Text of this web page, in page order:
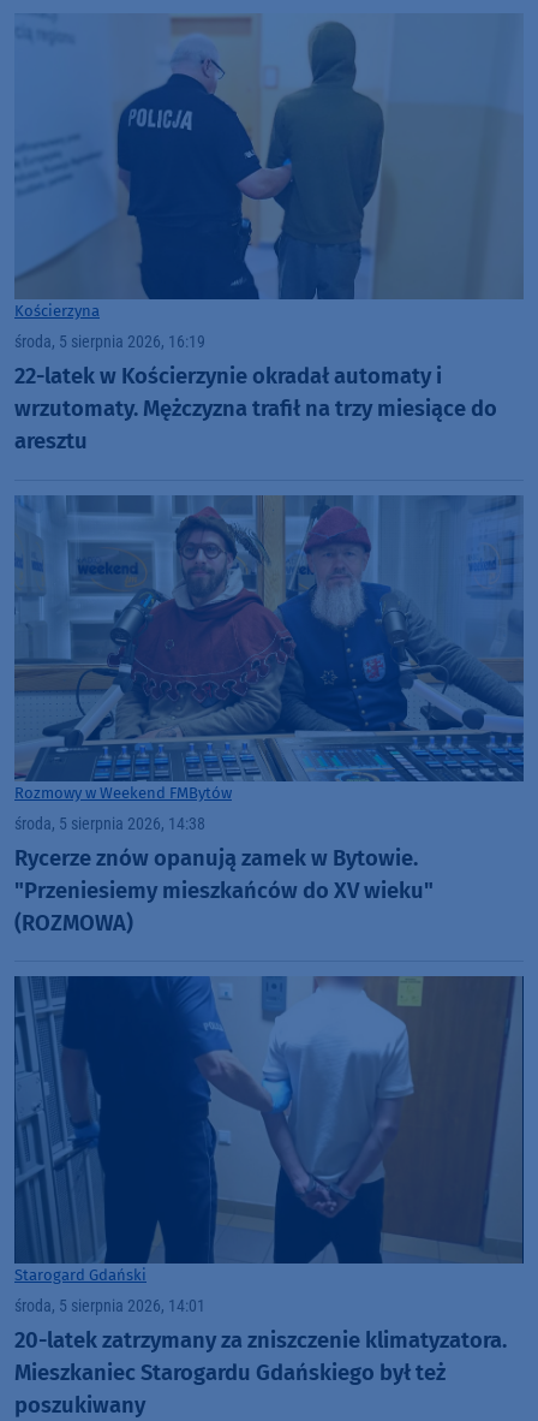
Kościerzyna
środa, 5 sierpnia 2026, 16:19
22-latek w Kościerzynie okradał automaty i
wrzutomaty. Mężczyzna trafił na trzy miesiące do
aresztu
Rozmowy w Weekend FMBytów
środa, 5 sierpnia 2026, 14:38
Rycerze znów opanują zamek w Bytowie.
"Przeniesiemy mieszkańców do XV wieku"
(ROZMOWA)
Starogard Gdański
środa, 5 sierpnia 2026, 14:01
20-latek zatrzymany za zniszczenie klimatyzatora.
Mieszkaniec Starogardu Gdańskiego był też
poszukiwany